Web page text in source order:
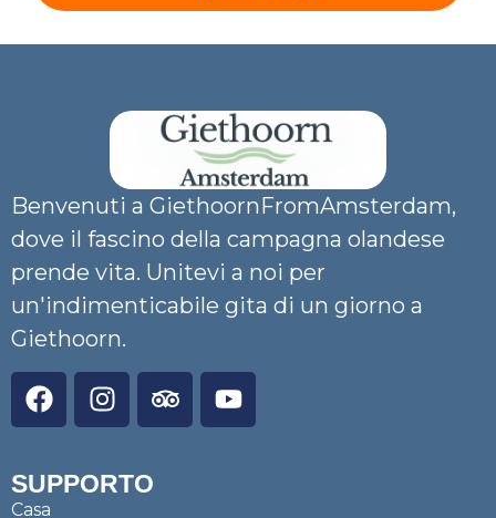
Benvenuti a GiethoornFromAmsterdam,
dove il fascino della campagna olandese
prende vita. Unitevi a noi per
un'indimenticabile gita di un giorno a
Giethoorn.
SUPPORTO
Casa